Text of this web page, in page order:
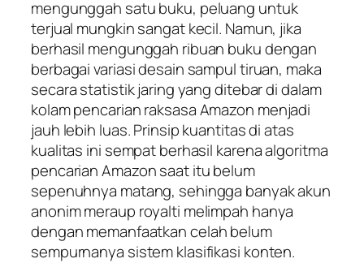
mengunggah satu buku, peluang untuk
terjual mungkin sangat kecil. Namun, jika
berhasil mengunggah ribuan buku dengan
berbagai variasi desain sampul tiruan, maka
secara statistik jaring yang ditebar di dalam
kolam pencarian raksasa Amazon menjadi
jauh lebih luas. Prinsip kuantitas di atas
kualitas ini sempat berhasil karena algoritma
pencarian Amazon saat itu belum
sepenuhnya matang, sehingga banyak akun
anonim meraup royalti melimpah hanya
dengan memanfaatkan celah belum
sempurnanya sistem klasifikasi konten.